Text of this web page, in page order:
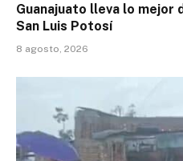
Guanajuato lleva lo mejor
San Luis Potosí
8 agosto, 2026